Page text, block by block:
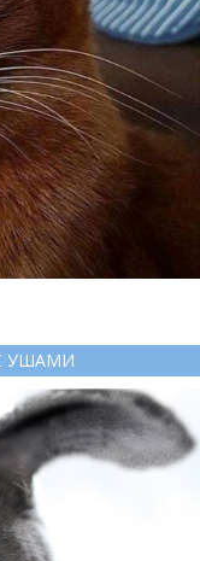
УШАМИ